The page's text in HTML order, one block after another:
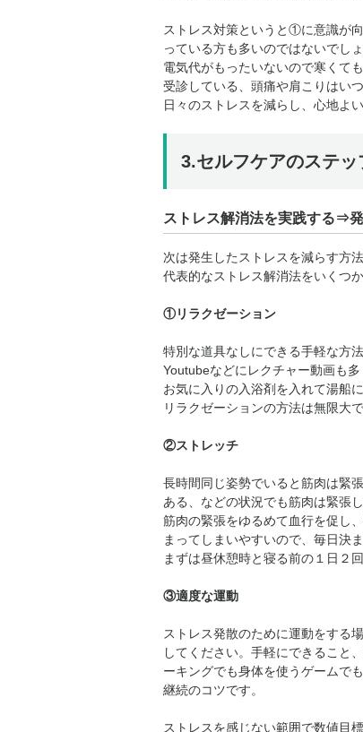
ストレス対策というと①に意識が
っている方も多いのではないでしょ
電気代がもったいないので寒くて
受診している、頭痛や肩こりはい
日々のストレスを減らし、心地よ
3.セルフケアのステッ
ストレス解消法を実践する⇒
次は発生したストレスを減らす方
代表的なストレス解消法をいくつ
①リラクゼーション
特別な道具なしにできる手軽な方
Youtubeなどにレクチャー動画も
お気に入りの入浴剤を入れて湯船
リラクゼーションの方法は無限大
②ストレッチ
長時間同じ姿勢でいると筋肉は緊
ある、などの状況でも筋肉は緊張し
筋肉の緊張をゆるめて血行を促し
まってしまいやすいので、毎日決
まずは昼休憩時と寝る前の１日２
③適度な運動
ストレス発散のために運動をする
してください。手軽にできること
ーキングでも身体を使うゲームで
継続のコツです。
ストレスを感じない範囲で数値目